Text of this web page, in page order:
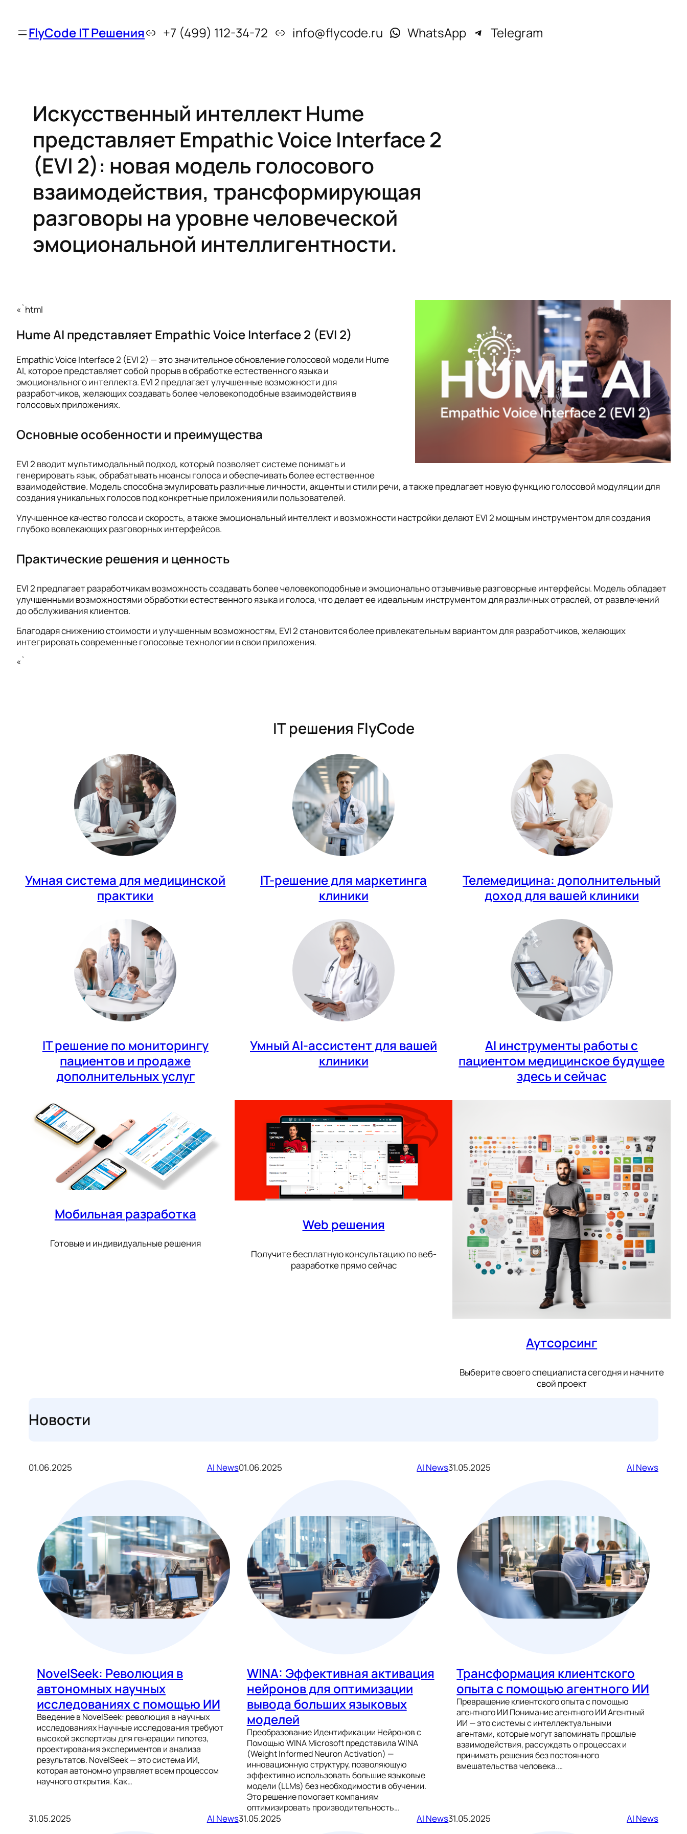
FlyCode IT Решения +7 (499) 112-34-72 info@flycode.ru WhatsApp Telegram
Искусственный интеллект Hume
представляет Empathic Voice Interface 2
(EVI 2): новая модель голосового
взаимодействия, трансформирующая
разговоры на уровне человеческой
эмоциональной интеллигентности.
«`html
Hume AI представляет Empathic Voice Interface 2 (EVI 2)
Empathic Voice Interface 2 (EVI 2) — это значительное обновление голосовой модели Hume
AI, которое представляет собой прорыв в обработке естественного языка и
эмоционального интеллекта. EVI 2 предлагает улучшенные возможности для
разработчиков, желающих создавать более человекоподобные взаимодействия в
голосовых приложениях.
Основные особенности и преимущества
EVI 2 вводит мультимодальный подход, который позволяет системе понимать и
генерировать язык, обрабатывать нюансы голоса и обеспечивать более естественное
взаимодействие. Модель способна эмулировать различные личности, акценты и стили речи, а также предлагает новую функцию голосовой модуляции для
создания уникальных голосов под конкретные приложения или пользователей.
Улучшенное качество голоса и скорость, а также эмоциональный интеллект и возможности настройки делают EVI 2 мощным инструментом для создания
глубоко вовлекающих разговорных интерфейсов.
Практические решения и ценность
EVI 2 предлагает разработчикам возможность создавать более человекоподобные и эмоционально отзывчивые разговорные интерфейсы. Модель обладает
улучшенными возможностями обработки естественного языка и голоса, что делает ее идеальным инструментом для различных отраслей, от развлечений
до обслуживания клиентов.
Благодаря снижению стоимости и улучшенным возможностям, EVI 2 становится более привлекательным вариантом для разработчиков, желающих
интегрировать современные голосовые технологии в свои приложения.
«`
IT решения FlyCode
Умная система для медицинской
практики
IT-решение для маркетинга
клиники
Телемедицина: дополнительный
доход для вашей клиники
IT решение по мониторингу
пациентов и продаже
дополнительных услуг
Умный AI-ассистент для вашей
клиники
AI инструменты работы с
пациентом медицинское будущее
здесь и сейчас
Мобильная разработка
Готовые и индивидуальные решения
Web решения
Получите бесплатную консультацию по веб-
разработке прямо сейчас
Аутсорсинг
Выберите своего специалиста сегодня и начните
свой проект
Новости
01.06.2025 AI News
NovelSeek: Революция в
автономных научных
исследованиях с помощью ИИ
Введение в NovelSeek: революция в научных
исследованиях Научные исследования требуют
высокой экспертизы для генерации гипотез,
проектирования экспериментов и анализа
результатов. NovelSeek — это система ИИ,
которая автономно управляет всем процессом
научного открытия. Как…
01.06.2025 AI News
WINA: Эффективная активация
нейронов для оптимизации
вывода больших языковых
моделей
Преобразование Идентификации Нейронов с
Помощью WINA Microsoft представила WINA
(Weight Informed Neuron Activation) —
инновационную структуру, позволяющую
эффективно использовать большие языковые
модели (LLMs) без необходимости в обучении.
Это решение помогает компаниям
оптимизировать производительность…
31.05.2025 AI News
Трансформация клиентского
опыта с помощью агентного ИИ
Превращение клиентского опыта с помощью
агентного ИИ Понимание агентного ИИ Агентный
ИИ — это системы с интеллектуальными
агентами, которые могут запоминать прошлые
взаимодействия, рассуждать о процессах и
принимать решения без постоянного
вмешательства человека.…
31.05.2025 AI News31.05.2025 AI News31.05.2025 AI News